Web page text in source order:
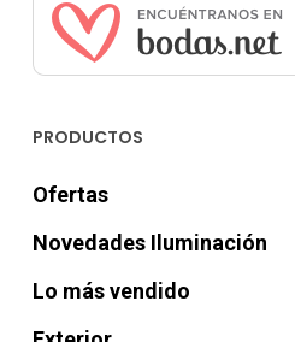
PRODUCTOS
Ofertas
Novedades Iluminación
Lo más vendido